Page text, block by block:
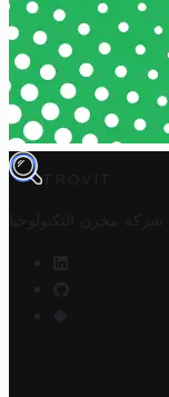
TROVIT
شركة مخزن التكنولوجيا